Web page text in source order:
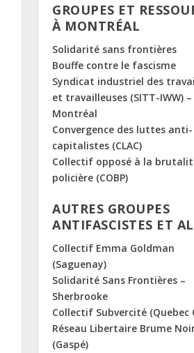
GROUPES ET
À MONTRÉAL
Solidarité sans frontières
Bouffe contre le fascisme
Syndicat industriel des
et travailleuses (SITT-IWW) –
Montréal
Convergence des luttes anti-
capitalistes (CLAC)
Collectif opposé à la
policière (COBP)
AUTRES GROUPES
ANTIFASCISTES ET
Collectif Emma Goldman
(Saguenay)
Solidarité Sans Frontières –
Sherbrooke
Collectif Subvercité (Quebec
Réseau Libertaire Brume
(Gaspé)